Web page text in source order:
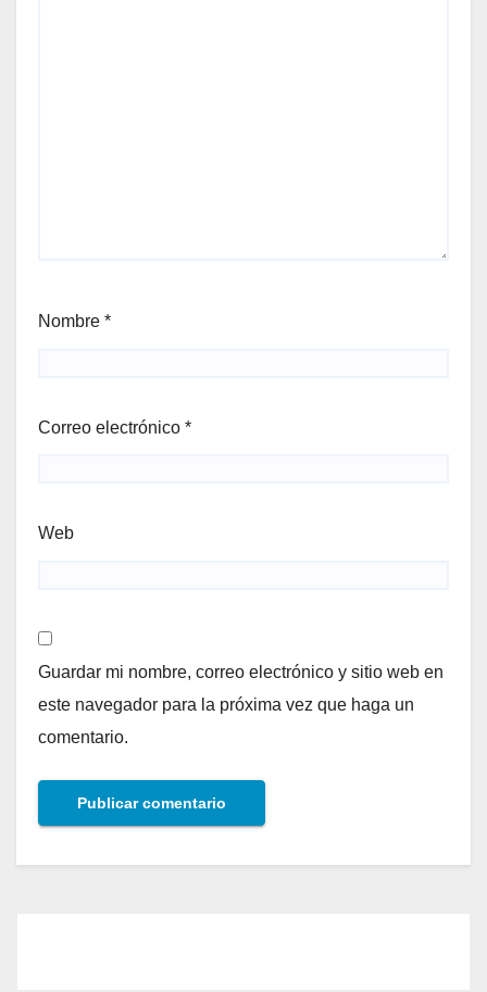
Nombre *
Correo electrónico *
Web
Guardar mi nombre, correo electrónico y sitio web en
este navegador para la próxima vez que haga un
comentario.